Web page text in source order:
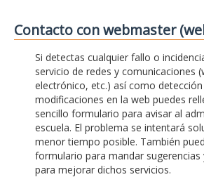
Contacto con webmaster
Si detectas cualquier fallo o
servicio de redes y comunicaciones
electrónico, etc.) así como
modificaciones en la web puedes
sencillo formulario para avisar al
escuela. El problema se intentará
menor tiempo posible. También
formulario para mandar sugerencias
para mejorar dichos servicios.